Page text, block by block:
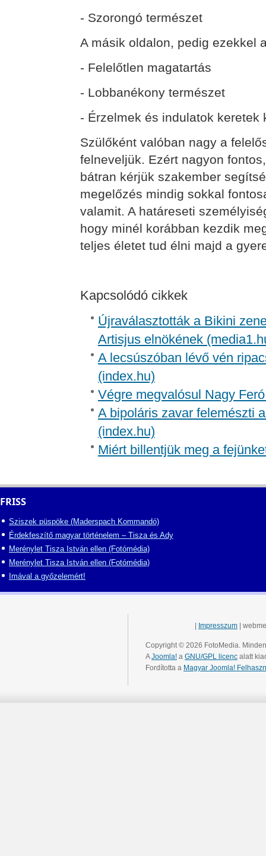
- Szorongó természet
A másik oldalon, pedig ezekkel
- Felelőtlen magatartás
- Lobbanékony természet
- Érzelmek és indulatok keretek
Szülőként valóban nagy a
felneveljük. Ezért nagyon
bátran kérjük szakember
megelőzés mindig sokkal
valamit. A határeseti
hogy minél korábban kezdik
teljes életet tud élni majd a
Kapcsolódó cikkek
Újraválasztották a Bikini
Artisjus elnökének
A lecsúszóban lévő vén
(index.hu)
Végre megvalósul Nagy
A bipoláris zavar felemészti
(index.hu)
Miért billentjük meg a
FRISS
Sziszek püspöke (Maderspach Kommandó)
Érdekfeszítő magyar történelem – Tisza és Ady
Merénylet Tisza István ellen (Fotómédia)
Merénylet Tisza István ellen (Fotómédia)
Imával a győzelemért!
Impresszum |
Copyright © 2026 FotoMedia.
AJoomla! a GNU/GPL licenc alatt
Fordította a Magyar Joomla!